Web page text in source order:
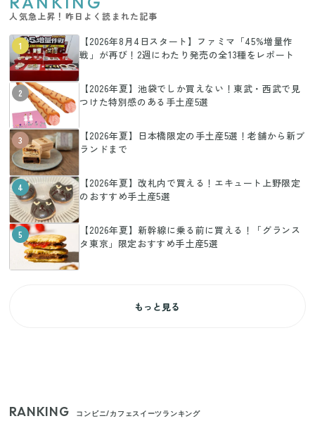
人気急上昇！昨日よく読まれた記事
1
【2026年8月4日スタート】ファミマ「45%増量作
戦」が再び！2週にわたり発売の全13種をレポート
2
【2026年夏】池袋でしか買えない！東武・西武で見
つけた特別感のある手土産5選
3
【2026年夏】日本橋限定の手土産5選！老舗から新ブ
ランドまで
4
【2026年夏】改札内で買える！エキュート上野限定
のおすすめ手土産5選
5
【2026年夏】新幹線に乗る前に買える！「グランス
タ東京」限定おすすめ手土産5選
もっと見る
RANKING コンビニ/カフェスイーツランキング